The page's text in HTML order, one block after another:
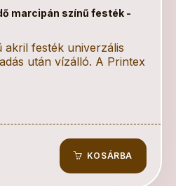
marcipán színű festék -
akril festék univerzális
után vízálló. A Printex
KOSÁRBA